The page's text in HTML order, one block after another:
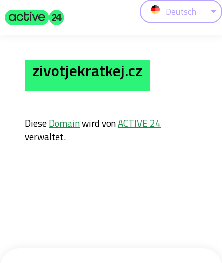
Deutsch
zivotjekratkej.cz
DieseDomainwird vonACTIVE 24
verwaltet.